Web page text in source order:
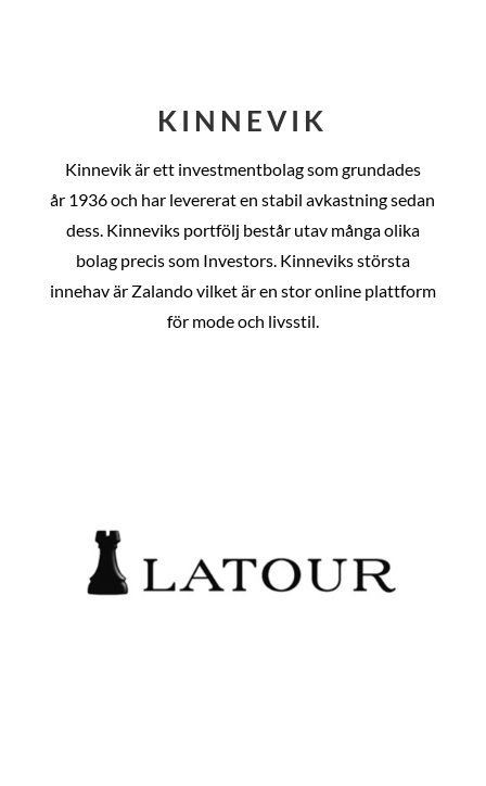
KINNEVIK
Kinnevik är ett investmentbolag som grundades
år 1936 och har levererat en stabil avkastning sedan
dess. Kinneviks portfölj består utav många olika
bolag precis som Investors. Kinneviks största
innehav är Zalando vilket är en stor online plattform
för mode och livsstil.